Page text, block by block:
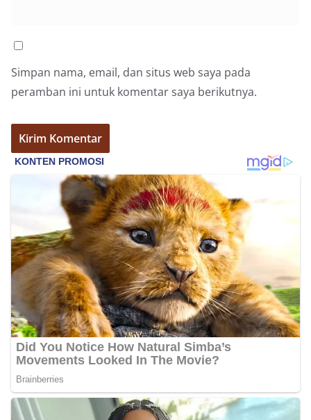
Simpan nama, email, dan situs web saya pada
peramban ini untuk komentar saya berikutnya.